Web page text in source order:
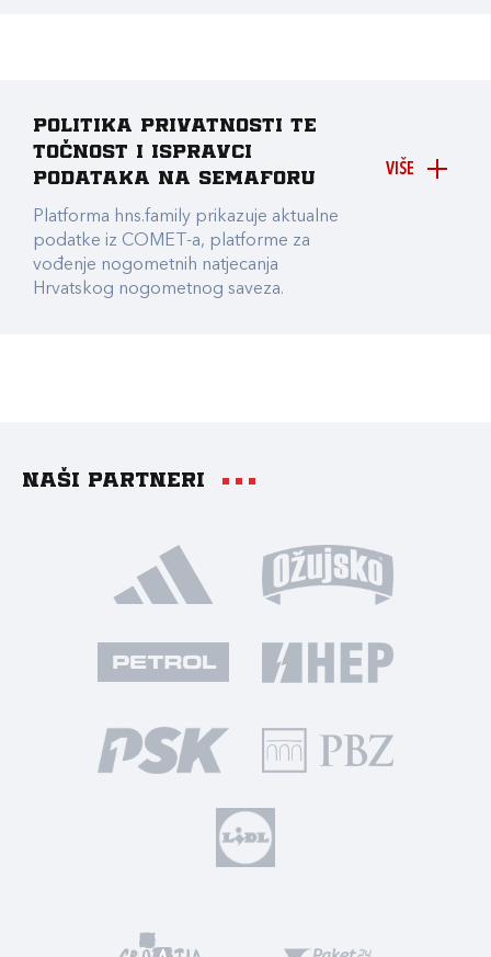
VIŠE
Politika privatnosti te
točnost i ispravci
podataka na Semaforu
Platforma hns.family prikazuje aktualne
podatke iz COMET-a, platforme za
vođenje nogometnih natjecanja
Hrvatskog nogometnog saveza.
Naši partneri